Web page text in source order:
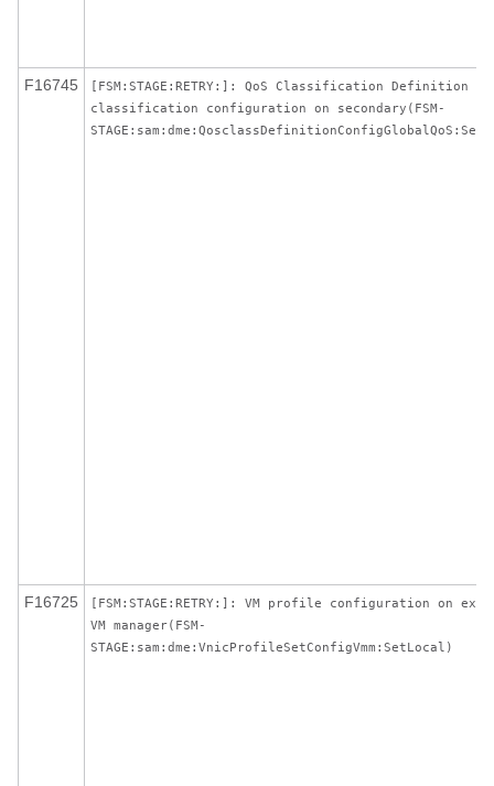
F16745
[FSM:STAGE:RETRY:]: QoS Classification Definition
classification configuration on secondary(FSM-
F16725
[FSM:STAGE:RETRY:]: VM profile configuration on
VM manager(FSM-
STAGE:sam:dme:VnicProfileSetConfigVmm:SetLocal)